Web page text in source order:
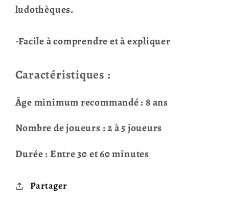
ludothèques.
-Facile à comprendre et à expliquer
Caractéristiques :
Âge minimum recommandé : 8 ans
Nombre de joueurs : 2 à 5 joueurs
Durée : Entre 30 et 60 minutes
Partager